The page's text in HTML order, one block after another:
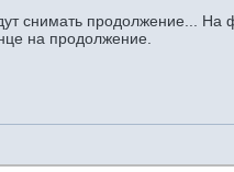
снимать продолжение... На
на продолжение.